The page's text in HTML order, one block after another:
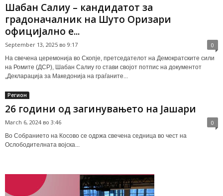
Шабан Салиу – кандидатот за
градоначалник на Шуто Оризари
официјално е...
September 13, 2025 во 9:17 0
На свечена церемонија во Скопје, претседателот на Демократските сили
на Ромите (ДСР), Шабан Салиу го стави својот потпис на документот
„Декларација за Македонија на граѓаните...
Регион
26 години од загинувањето на Јашари
March 6, 2024 во 3:46 0
Во Собранието на Косово се одржа свечена седница во чест на
Ослободителната војска...